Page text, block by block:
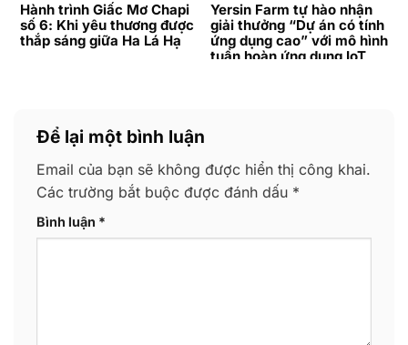
Hành trình Giấc Mơ Chapi
số 6: Khi yêu thương được
thắp sáng giữa Ha Lá Hạ
Yersin Farm tự hào nhận
giải thưởng “Dự án có tính
ứng dụng cao” với mô hình
tuần hoàn ứng dụng IoT
Để lại một bình luận
Email của bạn sẽ không được hiển thị công khai.
Các trường bắt buộc được đánh dấu *
Bình luận *